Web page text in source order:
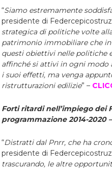
“Siamo estremamente
presidente di
strategica di politiche volte
patrimonio immobiliare che
questi obiettivi nelle politiche
affinché si attivi in ogni modo
i suoi effetti, ma venga
ristrutturazioni edilizie” –
Forti ritardi nell’impiego dei
programmazione 2014-2020
“Distratti dal Pnrr, che ha
presidente di
trascurando, le altre